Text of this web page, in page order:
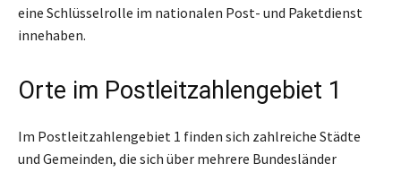
eine Schlüsselrolle im nationalen Post- und Paketdienst
innehaben.
Orte im Postleitzahlengebiet 1
Im Postleitzahlengebiet 1 finden sich zahlreiche Städte
und Gemeinden, die sich über mehrere Bundesländer